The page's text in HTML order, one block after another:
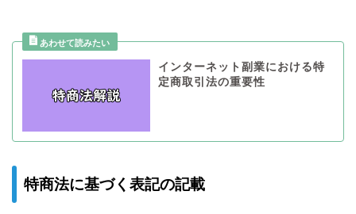
インターネット副業における特
定商取引法の重要性
特商法に基づく表記の記載